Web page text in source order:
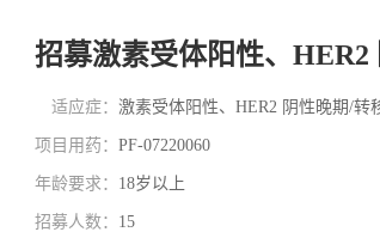
招募激素受体阳性、HER2
适应症： 激素受体阳性、HER2 阴性晚期/转
项目用药： PF-07220060
年龄要求： 18岁以上
招募人数： 15